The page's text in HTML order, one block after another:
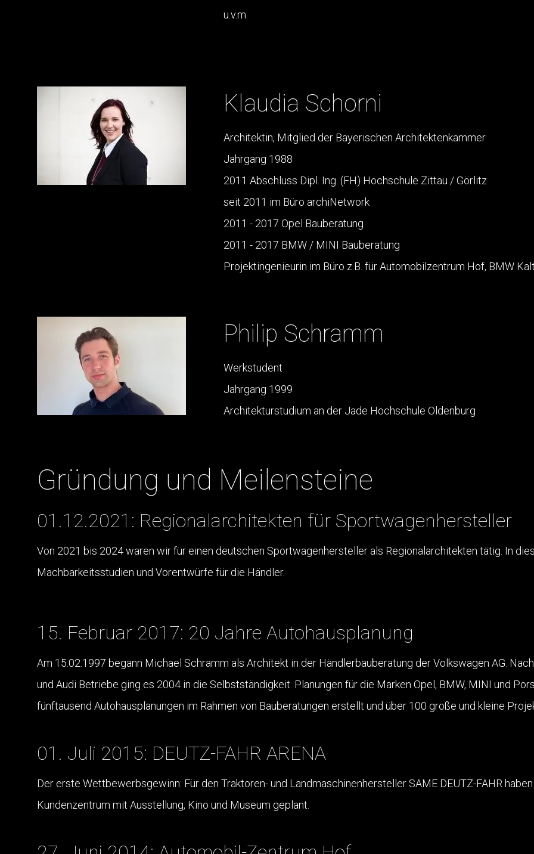
u.v.m.
Klaudia Schorni
Architektin, Mitglied der Bayerischen Architektenkammer
Jahrgang 1988
2011 Abschluss Dipl. Ing. (FH) Hochschule Zittau / Görlitz
seit 2011 im Büro archiNetwork
2011 - 2017 Opel Bauberatung
2011 - 2017 BMW / MINI Bauberatung
Projektingenieurin im Büro z.B. für Automobilzentrum Hof, BMW
Philip Schramm
Werkstudent
Jahrgang 1999
Architekturstudium an der Jade Hochschule Oldenburg
Gründung und Meilensteine
01.12.2021: Regionalarchitekten für Sportwagenhersteller
Von 2021 bis 2024 waren wir für einen deutschen Sportwagenhersteller als Regionalarchitekten tätig. In
Machbarkeitsstudien und Vorentwürfe für die Händler.
15. Februar 2017: 20 Jahre Autohausplanung
Am 15.02.1997 begann Michael Schramm als Architekt in der Händlerbauberatung der Volkswagen AG.
und Audi Betriebe ging es 2004 in die Selbstständigkeit. Planungen für die Marken Opel, BMW, MINI und
fünftausend Autohausplanungen im Rahmen von Bauberatungen erstellt und über 100 große und kleine
01. Juli 2015: DEUTZ-FAHR ARENA
Der erste Wettbewerbsgewinn: Für den Traktoren- und Landmaschinenhersteller SAME DEUTZ-FAHR
Kundenzentrum mit Ausstellung, Kino und Museum geplant.